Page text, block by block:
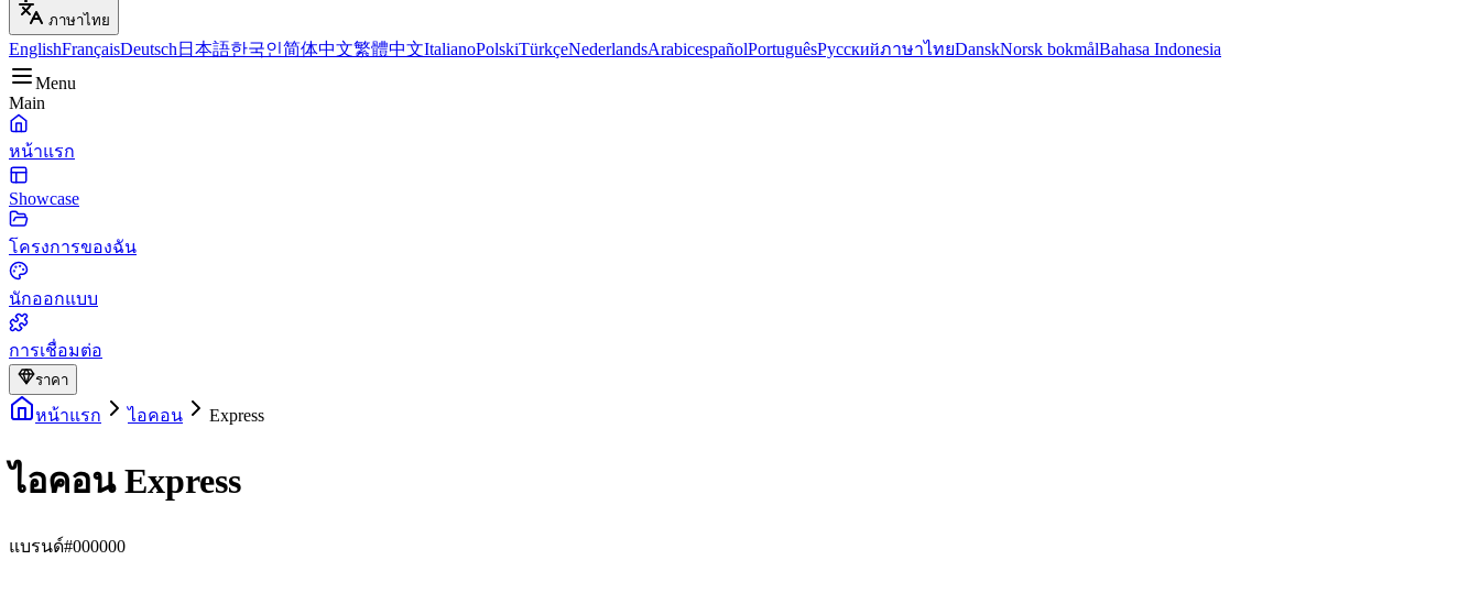
ภาษาไทย
EnglishFrançaisDeutsch 日本語한국인简体中文繁體中文ItalianoPolskiTürkçeNederlandsArabicespañolPortuguêsРусскийภาษาไทยDanskNorsk bokmålBahasa Indonesia
Menu
Main
หน้าแรก
Showcase
โครงการของฉัน
นักออกแบบ
การเชื่อมต่อ
ราคา
หน้าแรก ไอคอน Express
ไอคอน Express
แบรนด์#000000